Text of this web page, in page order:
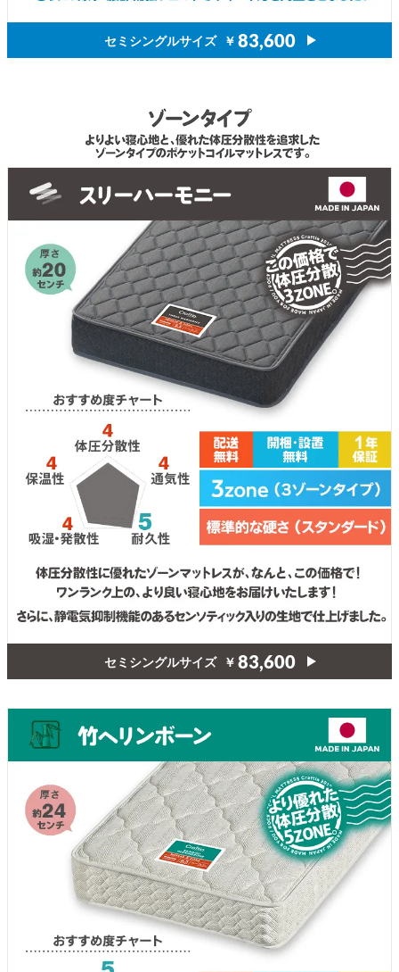
セミシングルサイズ ￥
セミシングルサイズ ￥